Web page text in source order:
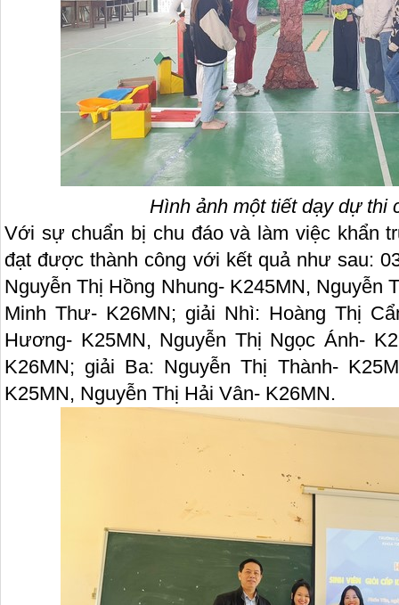
Hình ảnh một tiết dạy dự thi
Với sự chuẩn bị chu đáo và làm việc khẩn
đạt được thành công với kết quả như sau:
Nguyễn Thị Hồng Nhung- K245MN, Nguyễn
Minh Thư- K26MN; giải Nhì: Hoàng Thị
Hương- K25MN, Nguyễn Thị Ngọc Ánh-
K26MN; giải Ba: Nguyễn Thị Thành-
K25MN, Nguyễn Thị Hải Vân- K26MN.